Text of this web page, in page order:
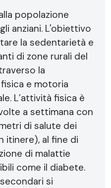
popolazione
anziani. L'obiettivo
la sedentarietà e
di zone rurali del
la
e motoria
L’attività fisica è
a settimana con
di salute dei
itinere), al fine di
di malattie
come il diabete.
si